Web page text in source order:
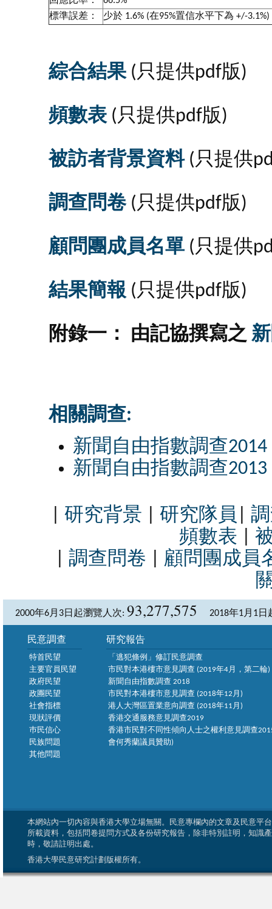
標準誤差：
少於 1.6% (在95%置信水平下為 +/-3.1%)
綜合結果 (只提供pdf版)
頻數表 (只提供pdf版)
被訪者背景資料 (只提供
調查問卷 (只提供pdf版)
顧問團成員名單 (只提供
結果簡報 (只提供pdf版)
附錄一： 由記協撰寫之
相關調查:
新聞自由指數調查2014
新聞自由指數調查2013
研究背景 研究隊員
頻數表
調查問卷
顧問團成員
2000年6月3日起瀏覽人次: 93,277,575 2018年1月1
民意調查
特首民望
主要官員民望
政府民望
政團民望
社會指標
現狀評價
巿民信心
民族問題
其他問題
研究報告
「逃犯條例」修訂民意調查
市民對本港樓市意見調查 (2019年4月，第二輪)
新聞自由指數調查 2018
市民對本港樓市意見調查 (2018年12月)
港人大灣區置業意向調查 (2018年11月)
香港交通服務意見調查2019
香港市民對不同性傾向人士之權利意見調查
會何秀蘭議員贊助)
本網站內一切內容與香港大學立場無關。民意專欄內的文章及民意平
所載資料，包括問卷提問方式及各份研究報告，除非特別註明，知識
時，敬請註明出處。
香港大學民意研究計劃版權所有。